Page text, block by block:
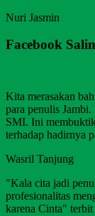
Nuri Jasmin
Facebook
Kita merasakan
para penulis
SMI. Ini
terhadap hadirnya
Wasril Tanjung
"Kala cita jadi
profesionalitas
karena Cinta" terbit